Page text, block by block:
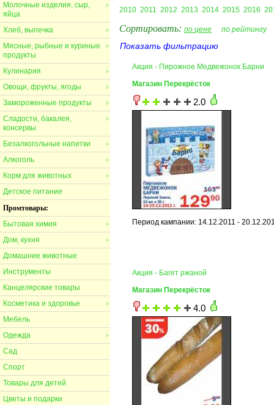
>
Молочные изделия, сыр,
яйца
>
Хлеб, выпечка
>
Мясные, рыбные и куриные
продукты
>
Кулинария
>
Овощи, фрукты, ягоды
>
Замороженные продукты
>
Сладости, бакалея,
консервы
>
Безалкогольные напитки
>
Алкоголь
>
Корм для животных
Детское питание
Промтовары:
>
Бытовая химия
>
Дом, кухня
Домашние животные
Инструменты
Канцелярские товары
>
Косметика и здоровье
Мебель
>
Одежда
Сад
Спорт
Товары для детей
Цветы и подарки
2010 2011 2012 2013 2014 2015 2016
Сортировать: по цене по рейтингу
Показать фильтрацию
Акция - Пирожное Медвежонок Барни
Магазин Перекрёсток
2.0
Период кампании: 14.12.2011 -
Акция - Багет ржаной
Магазин Перекрёсток
4.0